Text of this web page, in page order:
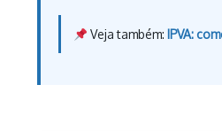
Veja também: IPVA: